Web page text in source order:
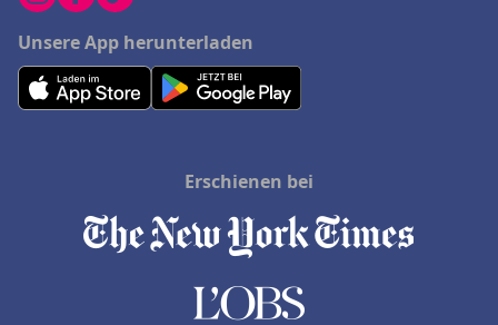
Unsere App herunterladen
Erschienen bei